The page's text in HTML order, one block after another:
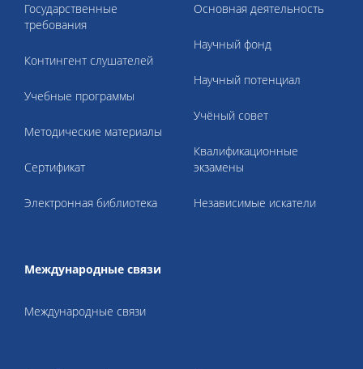
Государственные
требования
Контингент слушателей
Учебные программы
Методические материалы
Cертификат
Электронная библиотека
Основная деятельность
Научный фонд
Научный потенциал
Учёный совет
Квалификационные
экзамены
Независимые искатели
Международные связи
Международные связи